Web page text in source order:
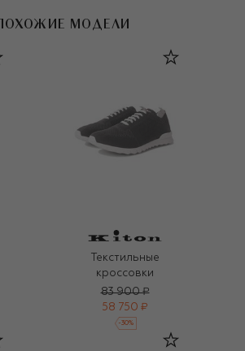
ПОХОЖИЕ МОДЕЛИ
Текстильные
кроссовки
83 900 ₽
58 750 ₽
-30%